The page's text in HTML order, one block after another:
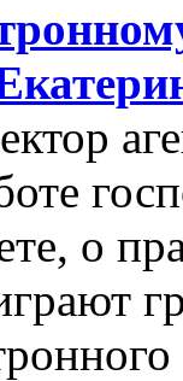
о